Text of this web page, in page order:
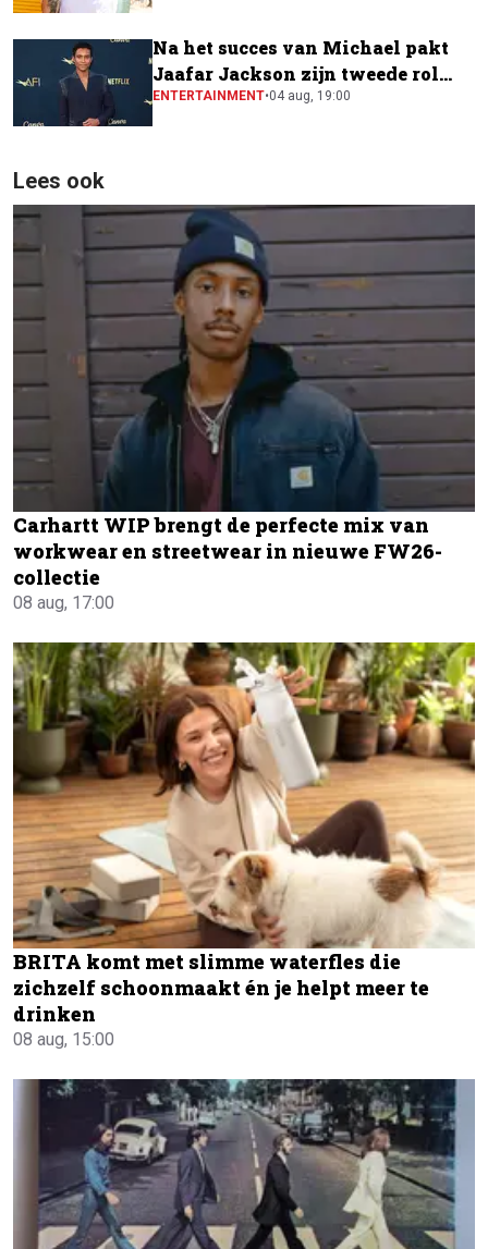
Na het succes van Michael pakt
Jaafar Jackson zijn tweede rol
naast Will Smith
ENTERTAINMENT•04 aug, 19:00
Lees ook
Carhartt WIP brengt de perfecte mix van
workwear en streetwear in nieuwe FW26-
collectie
08 aug, 17:00
BRITA komt met slimme waterfles die
zichzelf schoonmaakt én je helpt meer te
drinken
08 aug, 15:00